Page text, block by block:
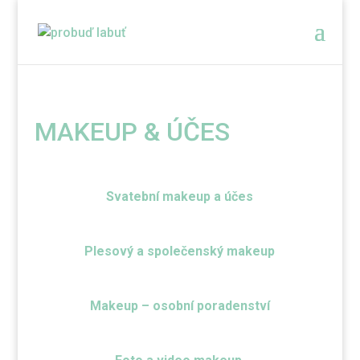
MAKEUP & ÚČES
Svatební makeup a účes
Plesový a společenský makeup
Makeup – osobní poradenství